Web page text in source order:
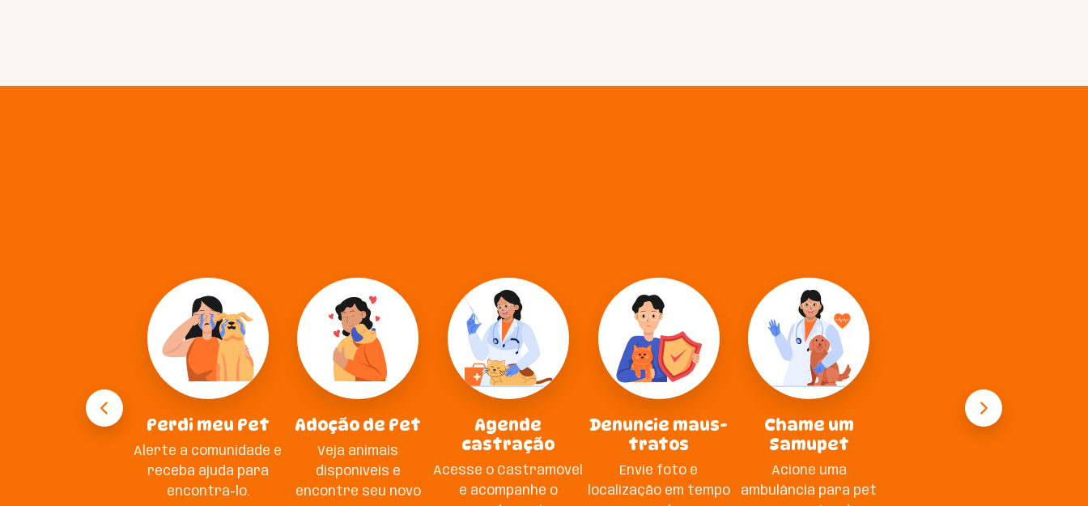
Perdi meu Pet
Alerte a comunidade e
receba ajuda para
encontrá-lo.
Adoção de Pet
Veja animais
disponíveis e
encontre seu novo
Agende
castração
Acesse o Castramóvel
e acompanhe o
Denuncie maus-
tratos
Envie foto e
localização em tempo
Chame um
Samupet
Acione uma
ambulância para pet